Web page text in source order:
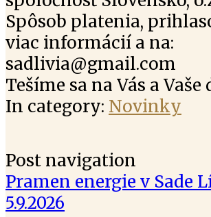
Spôsob platenia,
viac informácií a na:
sadlivia@gmail.com
Tešíme sa na Vás a Vaše
In category: Novinky
Post navigation
Pramen energie v Sade
5.9.2026